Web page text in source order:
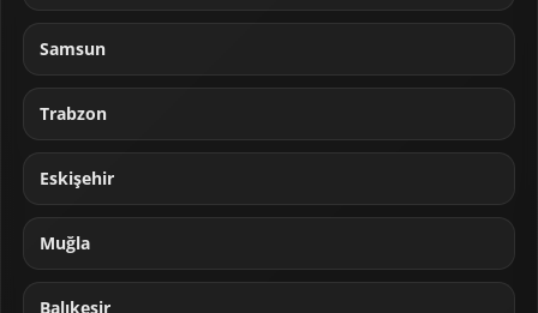
Samsun
Trabzon
Eskişehir
Muğla